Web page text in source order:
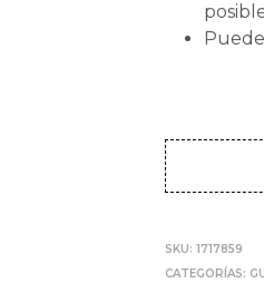
SKU:1717859
CATEGORÍAS: